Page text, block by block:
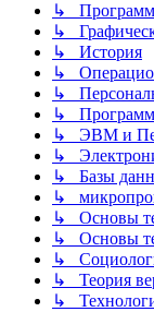
↳
↳
↳ История
↳
↳
↳
↳ ЭВМ и
↳
↳ Базы
↳
↳ Основы
↳ Основы
↳
↳ Теория
↳